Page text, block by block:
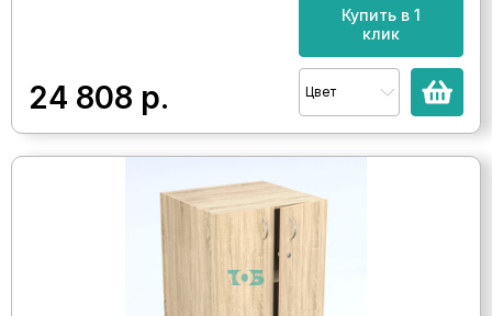
24 808 р.
Купить в 1
клик
Цвет